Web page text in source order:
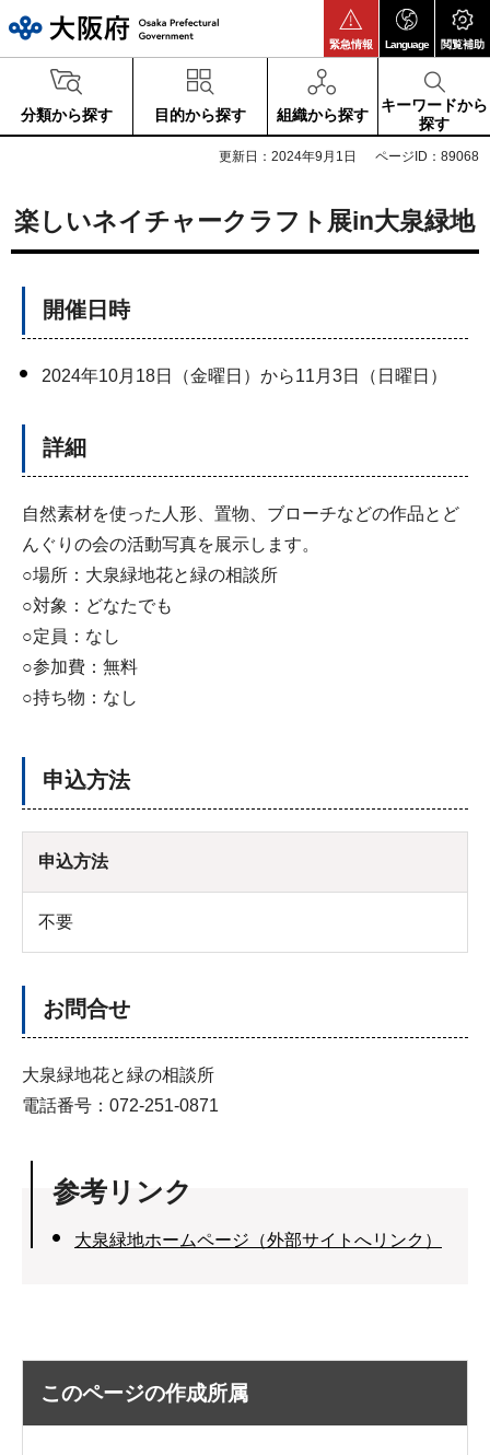
緊急情報 Language 閲覧補助
分類から探す 目的から探す 組織から探す
キーワードから
探す
更新日：2024年9月1日 ページID：89068
楽しいネイチャークラフト展in大泉緑地
開催日時
2024年10月18日（金曜日）から11月3日（日曜日）
詳細
自然素材を使った人形、置物、ブローチなどの作品とど
んぐりの会の活動写真を展示します。
○場所：大泉緑地花と緑の相談所
○対象：どなたでも
○定員：なし
○参加費：無料
○持ち物：なし
申込方法
申込方法
不要
お問合せ
大泉緑地花と緑の相談所
電話番号：072-251-0871
参考リンク
大泉緑地ホームページ（外部サイトへリンク）
このページの作成所属